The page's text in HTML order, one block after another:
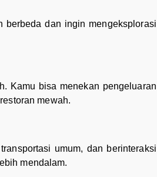
berbeda dan ingin mengeksplorasi
Kamu bisa menekan pengeluaran
mewah.
umum, dan berinteraksi
mendalam.